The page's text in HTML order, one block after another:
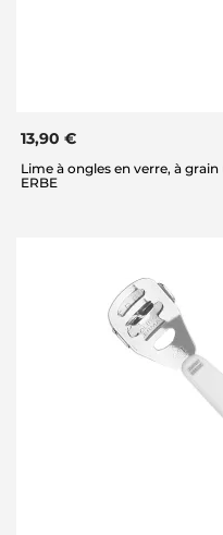
13,90 €
Lime à ongles en verre, à
ERBE